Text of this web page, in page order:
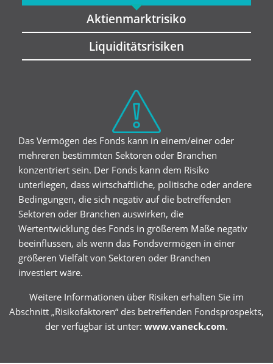
Aktienmarktrisiko
Liquiditätsrisiken
Das Vermögen des Fonds kann in einem/einer oder
mehreren bestimmten Sektoren oder Branchen
konzentriert sein. Der Fonds kann dem Risiko
unterliegen, dass wirtschaftliche, politische oder andere
Bedingungen, die sich negativ auf die betreffenden
Sektoren oder Branchen auswirken, die
Wertentwicklung des Fonds in größerem Maße negativ
beeinflussen, als wenn das Fondsvermögen in einer
größeren Vielfalt von Sektoren oder Branchen
investiert wäre.
Weitere Informationen über Risiken erhalten Sie im
Abschnitt „Risikofaktoren“ des betreffenden Fondsprospekts,
der verfügbar ist unter: www.vaneck.com.